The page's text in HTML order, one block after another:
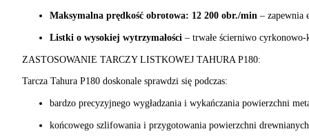
Maksymalna prędkość obrotowa: 12 200 obr./min – zapewnia
Listki o wysokiej wytrzymałości – trwałe ścierniwo cyrkonowo-
ZASTOSOWANIE TARCZY LISTKOWEJ TAHURA P180:
Tarcza Tahura P180 doskonale sprawdzi się podczas:
bardzo precyzyjnego wygładzania i wykańczania powierzchni
końcowego szlifowania i przygotowania powierzchni